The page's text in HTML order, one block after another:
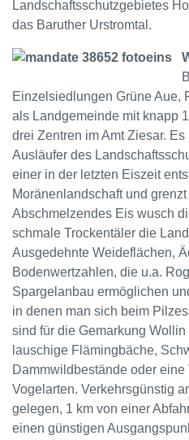
Landschaftsschutzgebietes
das Baruther Urstromtal.
Einzelsiedlungen Grüne Aue,
als Landgemeinde mit knapp
drei Zentren im Amt Ziesar.
Ausläufer des
einer in der letzten Eiszeit
Moränenlandschaft und
Abschmelzendes Eis wusch
schmale Trockentäler die
Ausgedehnte Weideflächen,
Bodenwertzahlen, die u.a.
Spargelanbau ermöglichen
in denen man sich beim
sind für die Gemarkung
lauschige Flämingbäche,
Dammwildbestände oder
Vogelarten. Verkehrsgünstig
gelegen, 1 km von einer
einen günstigen